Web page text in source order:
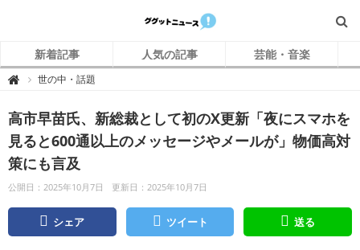
新着記事 人気の記事 芸能・音楽
 グ
ニ
ュ
ー
ス
世の中・話題
高市早苗氏、新総裁として初のX更新「夜にスマホを
見ると600通以上のメッセージやメールが」物価高対
策にも言及
公開日：2025年10月7日 更新日：2025年10月7日
シェア ツイート 送る